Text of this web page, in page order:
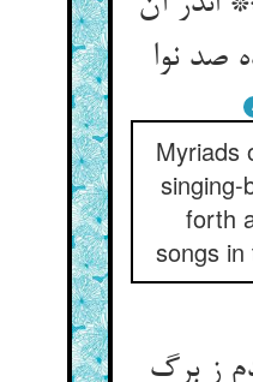
Myriads
singing-
forth
songs in
ز برگ